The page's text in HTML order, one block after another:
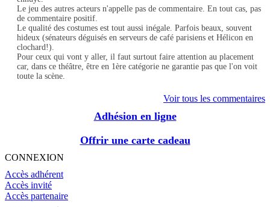
Le jeu des autres acteurs n'appelle pas de commentaire. En tout cas, pas
de commentaire positif.
Le qualité des costumes est tout aussi inégale. Parfois beaux, souvent
hideux (sénateurs déguisés en serveurs de café parisiens et Hélicon en
clochard!).
Pour ceux qui vont y aller, il faut surtout faire attention au placement
car, dans ce théâtre, être en 1ère catégorie ne garantie pas que l'on voit
toute la scène.
Voir tous les commentaires
Adhésion en ligne
Offrir une carte cadeau
CONNEXION
Accès adhérent
Accès invité
Accès partenaire